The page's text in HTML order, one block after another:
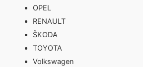
OPEL
RENAULT
ŠKODA
TOYOTA
Volkswagen